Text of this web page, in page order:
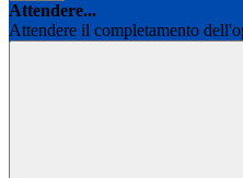
Attendere...
Attendere il completamento